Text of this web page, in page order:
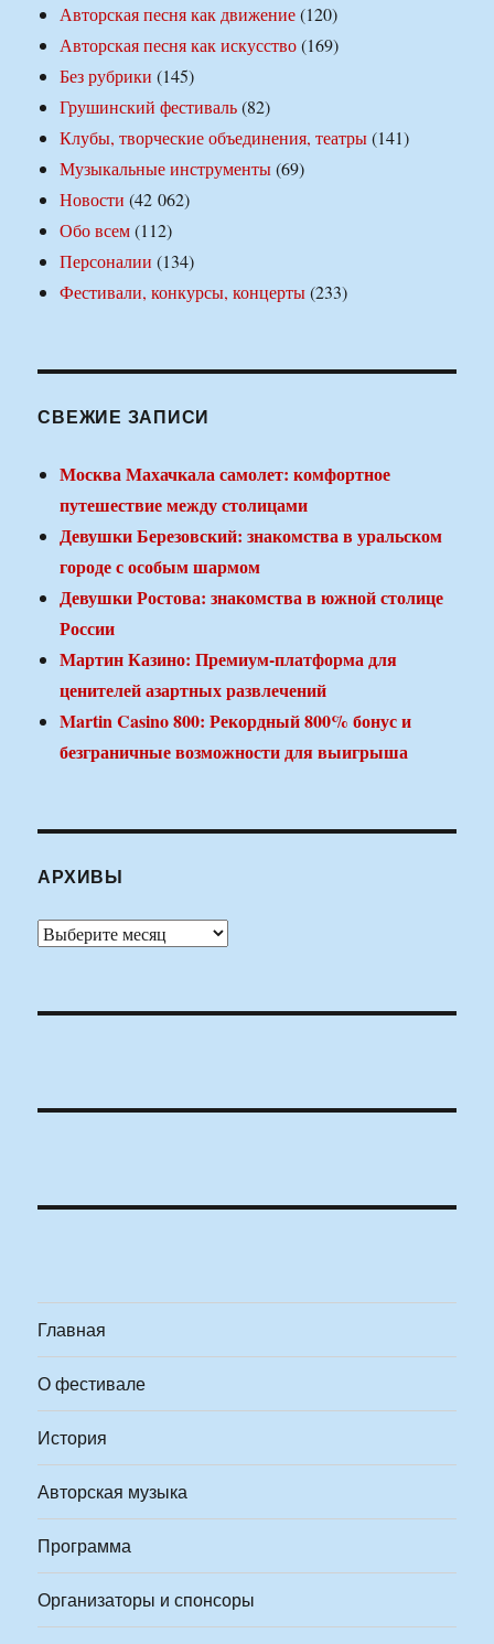
Авторская песня как движение(120)
Авторская песня как искусство(169)
Без рубрики (145)
Грушинский фестиваль(82)
Клубы, творческие объединения, театры(141)
Музыкальные инструменты(69)
Новости (42 062)
Обо всем(112)
Персоналии (134)
Фестивали, конкурсы, концерты(233)
СВЕЖИЕ ЗАПИСИ
Москва Махачкала самолет: комфортное
путешествие между столицами
Девушки Березовский: знакомства в уральском
городе с особым шармом
Девушки Ростова: знакомства в южной столице
России
Мартин Казино: Премиум-платформа для
ценителей азартных развлечений
Martin Casino 800: Рекордный 800% бонус и
безграничные возможности для выигрыша
АРХИВЫ
Архивы
Главная
О фестивале
История
Авторская музыка
Программа
Организаторы и спонсоры